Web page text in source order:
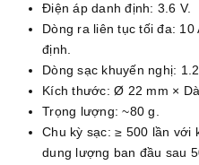
Điện áp danh định: 3.6 V.
Dòng ra liên tục tối đa:
định.
Dòng sạc khuyến nghị:
Kích thước: Ø 22 mm ×
Trọng lượng: ~80 g.
Chu kỳ sạc: ≥ 500 lần với
dung lượng ban đầu sau